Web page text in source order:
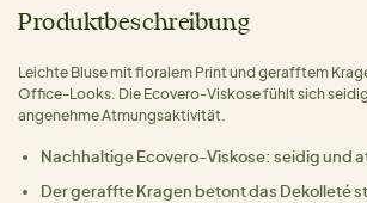
Produktbeschreibung
Leichte Bluse mit floralem Print und gerafftem
Office-Looks. Die Ecovero-Viskose fühlt sich
angenehme Atmungsaktivität.
Nachhaltige Ecovero-Viskose: seidig und
Der geraffte Kragen betont das Dekolleté